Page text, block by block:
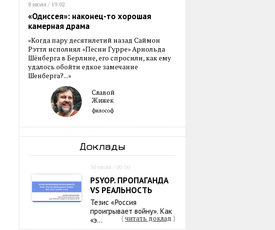
8 июля / 19:02
«Одиссея»: наконец-то хорошая
камерная драма
«Когда пару десятилетий назад Саймон
Рэттл исполнял «Песни Гурре» Арнольда
Шёнберга в Берлине, его спросили, как ему
удалось обойти едкое замечание
Шенберга?...»
Славой
Жижек
философ
Доклады
30 июля / 00:00
PSYOP. ПРОПАГАНДА
VS РЕАЛЬНОСТЬ
Тезис «Россия
проигрывает войну». Как
«э...
{ читать доклад }